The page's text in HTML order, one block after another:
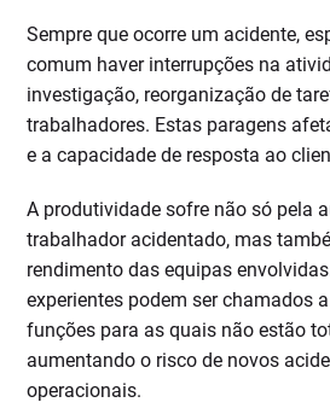
Sempre que ocorre um acidente,
comum haver interrupções na
investigação, reorganização de
trabalhadores. Estas paragens
e a capacidade de resposta ao
A produtividade sofre não só pela
trabalhador acidentado, mas
rendimento das equipas
experientes podem ser chamados
funções para as quais não estão
aumentando o risco de novos
operacionais.